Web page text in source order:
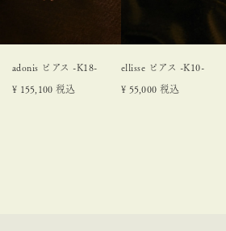
adonis ピアス -K18-
¥ 155,100 税込
ellisse ピアス -K10-
¥ 55,000 税込